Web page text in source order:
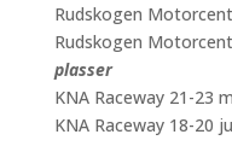
Rudskogen
Rudskogen
plasser
KNA Raceway 21-23
KNA Raceway 18-20